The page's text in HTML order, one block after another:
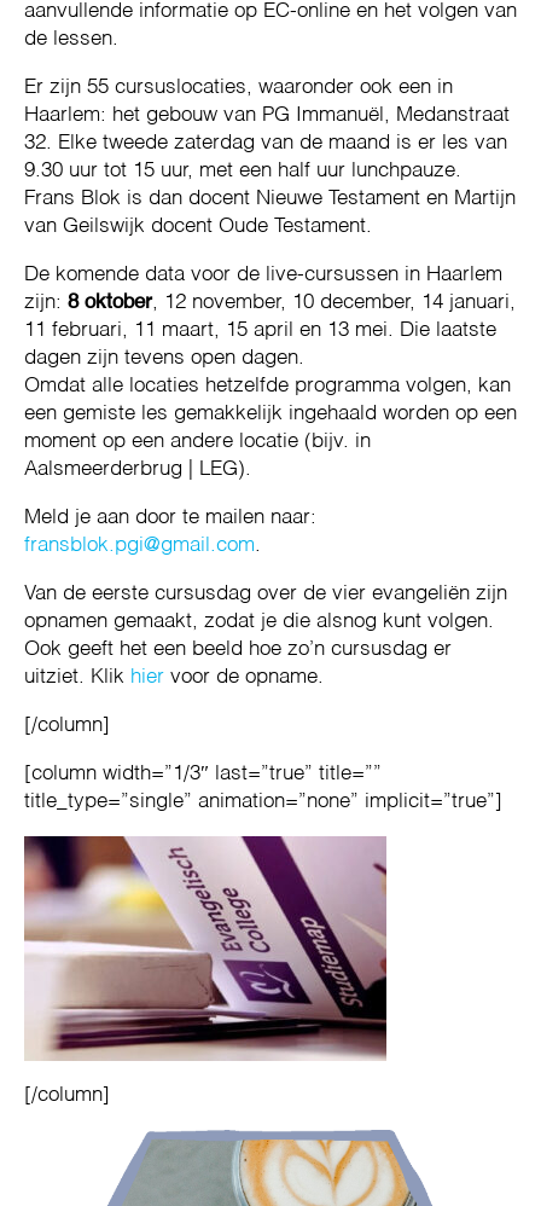
aanvullende informatie op EC-online en het volgen van
de lessen.
Er zijn 55 cursuslocaties, waaronder ook een in
Haarlem: het gebouw van PG Immanuël, Medanstraat
32. Elke tweede zaterdag van de maand is er les van
9.30 uur tot 15 uur, met een half uur lunchpauze.
Frans Blok is dan docent Nieuwe Testament en Martijn
van Geilswijk docent Oude Testament.
De komende data voor de live-cursussen in Haarlem
zijn: 8 oktober, 12 november, 10 december, 14 januari,
11 februari, 11 maart, 15 april en 13 mei. Die laatste
dagen zijn tevens open dagen.
Omdat alle locaties hetzelfde programma volgen, kan
een gemiste les gemakkelijk ingehaald worden op een
moment op een andere locatie (bijv. in
Aalsmeerderbrug | LEG).
Meld je aan door te mailen naar:
fransblok.pgi@gmail.com.
Van de eerste cursusdag over de vier evangeliën zijn
opnamen gemaakt, zodat je die alsnog kunt volgen.
Ook geeft het een beeld hoe zo’n cursusdag er
uitziet. Klik hier voor de opname.
[/column]
[column width=”1/3″ last=”true” title=””
title_type=”single” animation=”none” implicit=”true”]
[/column]